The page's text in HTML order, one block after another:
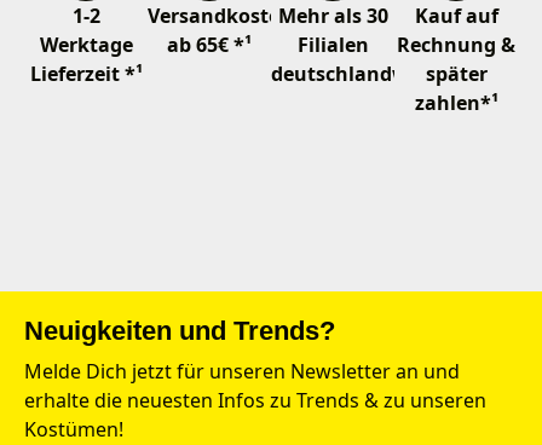
1-2
Werktage
Lieferzeit *¹
Versandkostenfrei
ab 65€ *¹
Mehr als 30
Filialen
deutschlandweit
Kauf auf
Rechnung &
später
zahlen*¹
Neuigkeiten und Trends?
Melde Dich jetzt für unseren Newsletter an und
erhalte die neuesten Infos zu Trends & zu unseren
Kostümen!